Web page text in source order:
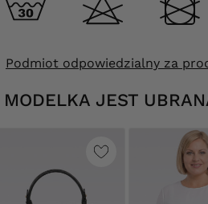
Podmiot odpowiedzialny za
MODELKA JEST